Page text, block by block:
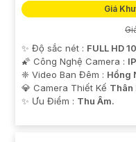
Giá
✨ Độ sắc nét : FULL HD
🌠 Công Nghệ Camera :
❈ Video Ban Đêm : Hồng
💎 Camera Thiết Kế Thân
️✨ Ưu Điểm : Thu Âm.